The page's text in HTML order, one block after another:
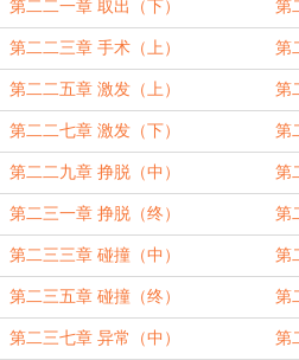
第二二一章 取出（下） 第
第二二三章 手术（上） 第
第二二五章 激发（上） 第
第二二七章 激发（下） 第
第二二九章 挣脱（中） 第
第二三一章 挣脱（终） 第
第二三三章 碰撞（中） 第
第二三五章 碰撞（终） 第
第二三七章 异常（中） 第